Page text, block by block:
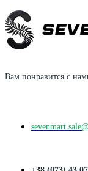
Вам понравится с